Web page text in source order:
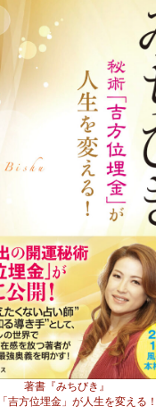
著書『みちびき』
吉方位埋金」が人生を変える！